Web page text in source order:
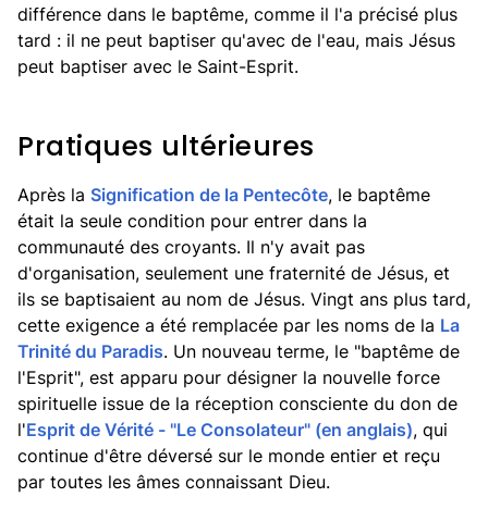
différence dans le baptême, comme il l'a précisé plus
tard : il ne peut baptiser qu'avec de l'eau, mais Jésus
peut baptiser avec le Saint-Esprit.
Pratiques ultérieures
Après la Signification de la Pentecôte, le baptême
était la seule condition pour entrer dans la
communauté des croyants. Il n'y avait pas
d'organisation, seulement une fraternité de Jésus, et
ils se baptisaient au nom de Jésus. Vingt ans plus tard,
cette exigence a été remplacée par les noms de la La
Trinité du Paradis. Un nouveau terme, le "baptême de
l'Esprit", est apparu pour désigner la nouvelle force
spirituelle issue de la réception consciente du don de
l'Esprit de Vérité - "Le Consolateur" (en anglais), qui
continue d'être déversé sur le monde entier et reçu
par toutes les âmes connaissant Dieu.